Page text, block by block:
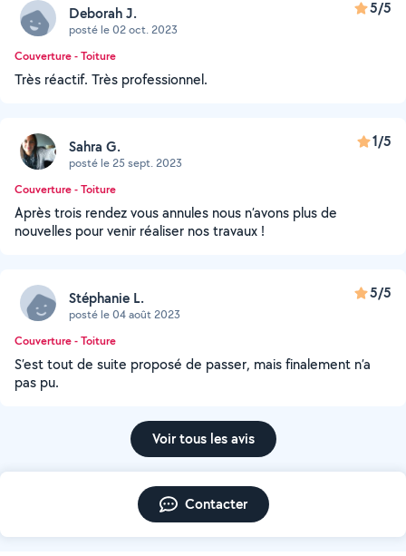
Deborah J.
posté le 02 oct. 2023
5/5
Couverture - Toiture
Très réactif. Très professionnel.
Sahra G.
posté le 25 sept. 2023
1/5
Couverture - Toiture
Après trois rendez vous annules nous n’avons plus de
nouvelles pour venir réaliser nos travaux !
Stéphanie L.
posté le 04 août 2023
5/5
Couverture - Toiture
S’est tout de suite proposé de passer, mais finalement n’a
pas pu.
Voir tous les avis
Contacter